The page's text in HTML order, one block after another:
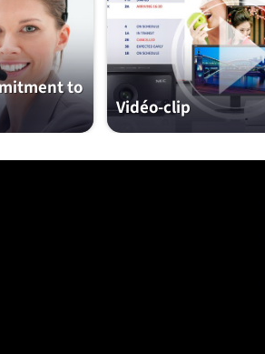
to
Vidéo-clip